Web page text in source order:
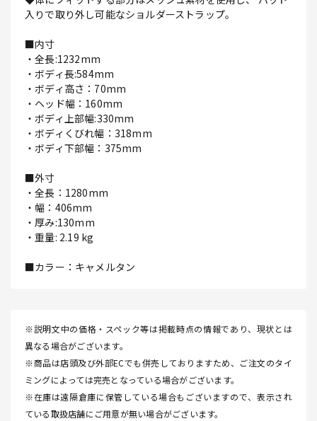
入りで取り外し可能なショルダーストラップ。
■内寸
・全長:1232mm
・ボディ長:584mm
・ボディ高さ：70mm
・ヘッド幅：160mm
・ボディ上部幅:330mm
・ボディくびれ幅：318mm
・ボディ下部幅：375mm
■外寸
・全長：1280mm
・幅：406mm
・厚み:130mm
・重量: 2.19 kg
■カラー：キャメルタン
※説明文中の価格・スペック等は掲載時点の情報であり、現状とは
異なる場合がございます。
※商品は店頭及び外部ECでも併売しておりますため、ご注文のタイ
ミングによっては完売となっている場合がございます。
※在庫は遠隔倉庫に保管している場合もございますので、表示され
ている取扱店舗にご用意が無い場合がございます。